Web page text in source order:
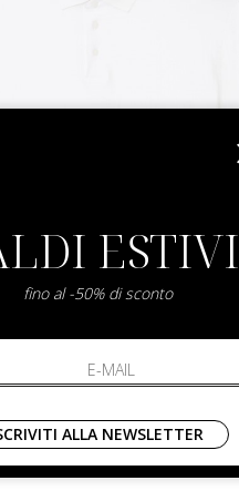
ESTIVI
fino al -50% di sconto
ALLA NEWSLETTER